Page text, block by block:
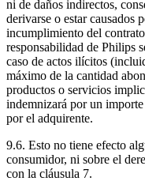
ni de daños indirectos,
derivarse o estar causados
incumplimiento del
responsabilidad de Philips
caso de actos ilícitos
máximo de la cantidad
productos o servicios
indemnizará por un
por el adquirente.
9.6. Esto no tiene efecto
consumidor, ni sobre el
con la cláusula 7.